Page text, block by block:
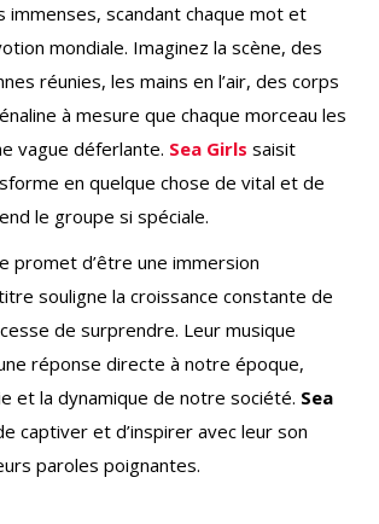
immenses, scandant chaque mot et
mondiale. Imaginez la scène, des
réunies, les mains en l’air, des corps
à mesure que chaque morceau les
vague déferlante. Sea Girls saisit
en quelque chose de vital et de
le groupe si spéciale.
promet d’être une immersion
souligne la croissance constante de
de surprendre. Leur musique
réponse directe à notre époque,
et la dynamique de notre société. Sea
captiver et d’inspirer avec leur son
paroles poignantes.